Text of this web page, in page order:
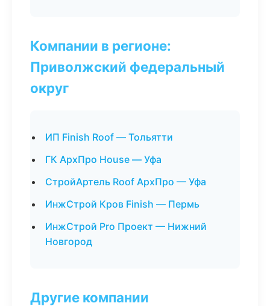
Компании в регионе:
Приволжский федеральный
округ
ИП Finish Roof — Тольятти
ГК АрхПро House — Уфа
СтройАртель Roof АрхПро — Уфа
ИнжСтрой Кров Finish — Пермь
ИнжСтрой Pro Проект — Нижний
Новгород
Другие компании